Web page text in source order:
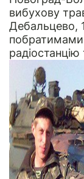
вибухову
Дебальцево,
побратимами
радіостанцію